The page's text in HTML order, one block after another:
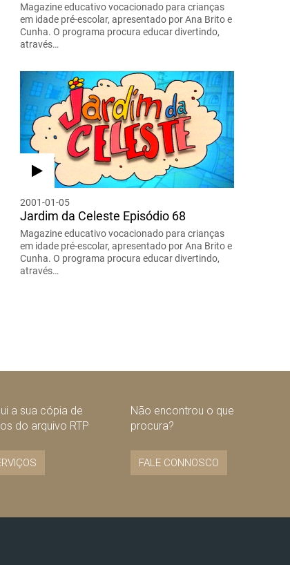
Magazine educativo vocacionado para crianças
em idade pré-escolar, apresentado por Ana Brito e
Cunha. O programa procura educar divertindo,
através…
2001-01-05
Jardim da Celeste Episódio 68
Magazine educativo vocacionado para crianças
em idade pré-escolar, apresentado por Ana Brito e
Cunha. O programa procura educar divertindo,
através…
a sua cópia de
do arquivo RTP
Não encontrou o que
procura?
FALE CONNOSCO